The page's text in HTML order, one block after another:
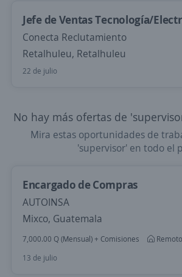
Jefe de Ventas Tecnología/
Conecta Reclutamiento
Retalhuleu, Retalhuleu
22 de julio
No hay más ofertas de
Mira estas oportunidades de
'supervisor' en todo el
Encargado de Compras
AUTOINSA
Mixco, Guatemala
7,000.00 Q (Mensual) + Comisiones
Remoto
13 de julio